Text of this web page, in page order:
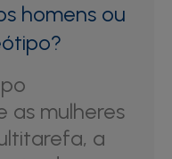
homens ou
as mulheres
a